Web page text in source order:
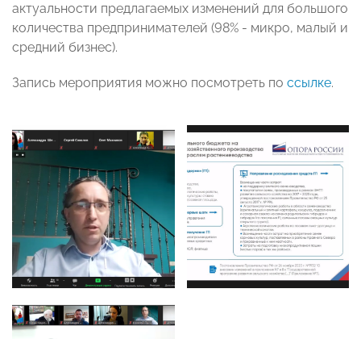
актуальности предлагаемых изменений для большого
количества предпринимателей (98% - микро, малый и
средний бизнес).
Запись мероприятия можно посмотреть по ссылке.